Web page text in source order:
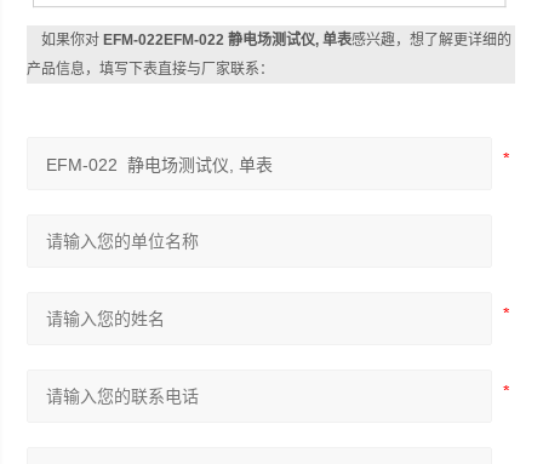
如果你对 EFM-022EFM-022 静电场测试仪, 单表感兴趣，想了解更详细的
产品信息，填写下表直接与厂家联系：